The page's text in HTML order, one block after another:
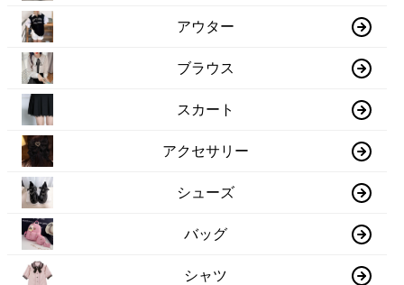
アウター
ブラウス
スカート
アクセサリー
シューズ
バッグ
シャツ